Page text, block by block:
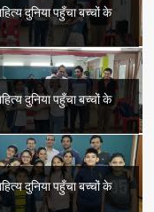
दुनिया पहुँचा बच्चों के
दुनिया पहुँचा बच्चों के
दुनिया पहुँचा बच्चों के